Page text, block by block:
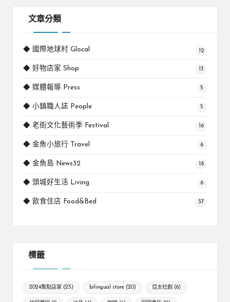
文章分類
◆ 國際地球村 Glocal 12
◆ 好物店家 Shop 13
◆ 媒體報導 Press 5
◆ 小鎮職人誌 People 5
◆ 老街文化藝術季 Festival 16
◆ 金魚小旅行 Travel 6
◆ 金魚島 News32 18
◆ 頭城好生活 Living 6
◆ 飲食住店 Food&Bed 37
標籤
2024集點店家 (25) bilingual store(20) 亞太社創 (6)